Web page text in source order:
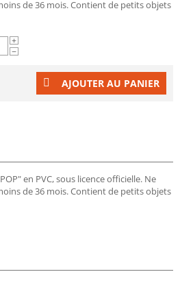
de 36 mois. Contient de petits objets
+
−
AJOUTER AU PANIER
en PVC, sous licence officielle. Ne
de 36 mois. Contient de petits objets